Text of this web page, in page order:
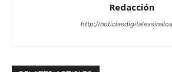
Redacción
http://